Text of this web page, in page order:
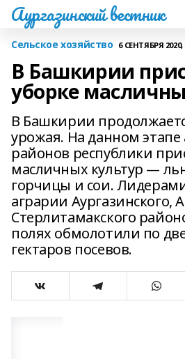
Аургазинский вестник
Сельское хозяйство 6 СЕНТЯБРЯ 2020,
В Башкирии
уборке
В Башкирии
урожая. На данном этапе
районов республики
масличных культур —
горчицы и сои.
аграрии Аургазинского,
Стерлитамакского
полях обмолотили по
гектаров посевов.